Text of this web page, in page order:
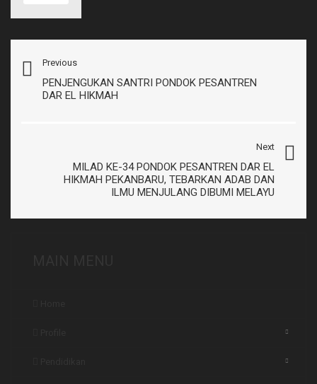
Previous
PENJENGUKAN SANTRI PONDOK PESANTREN
DAR EL HIKMAH
Next
MILAD KE-34 PONDOK PESANTREN DAR EL
HIKMAH PEKANBARU, TEBARKAN ADAB DAN
ILMU MENJULANG DIBUMI MELAYU